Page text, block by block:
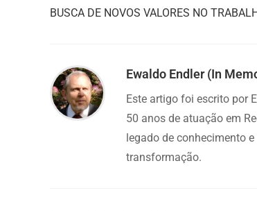
BUSCA DE NOVOS VALORES NO
Ewaldo Endler (in
Este artigo foi escrito por
50 anos de atuação em
legado de conhecimento
transformação.